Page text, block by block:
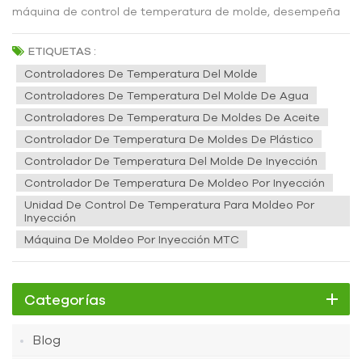
máquina de control de temperatura de molde, desempeña
un papel fundamental en el proceso de producción de
productos plásticos. Garantiza la fluidez y la velocidad de
enfriamiento de los materiales plásticos durante el proceso
de moldeo mediante el ajuste preciso de la temperatura del
molde, mejorando así la calidad y la eficiencia de
producción del producto. Ya sea en moldeo por inyección,
extrusión o soplado, los controladores de temperatura de
molde se utilizan ampliamente en la fabricación de diversos
productos plásticos, y sus campos de aplicación son
amplios y diversos. A continuación, se presentan las
industrias de aplicación de los controladores de
temperatura de molde para la producción de productos
plásticos: 1. Moldeo por inyección:Los controladores de
temperatura del molde permiten controlar con precisión la
temperatura del molde y se utilizan para controlar la
En el moldeo por inyección, el controlador mantiene una
ETIQUETAS :
Controladores De Temperatura Del Molde
Controladores De Temperatura Del Molde De Agua
Controladores De Temperatura De Moldes De Aceite
Controlador De Temperatura De Moldes De Plástico
Controlador De Temperatura Del Molde De Inyección
Controlador De Temperatura De Moldeo Por Inyección
Unidad De Control De Temperatura Para Moldeo Por
Inyección
Máquina De Moldeo Por Inyección MTC
Categorías
Blog